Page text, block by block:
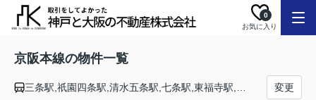
お気に入り
0
京阪本線の物件一覧
変更